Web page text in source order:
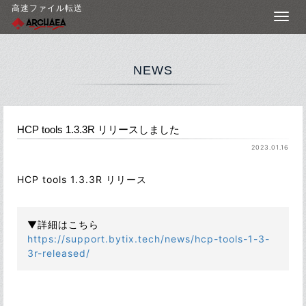
高速ファイル転送
NEWS
HCP tools 1.3.3R リリースしました
2023.01.16
HCP tools 1.3.3R リリース
▼詳細はこちら
https://support.bytix.tech/news/hcp-tools-1-3-
3r-released/